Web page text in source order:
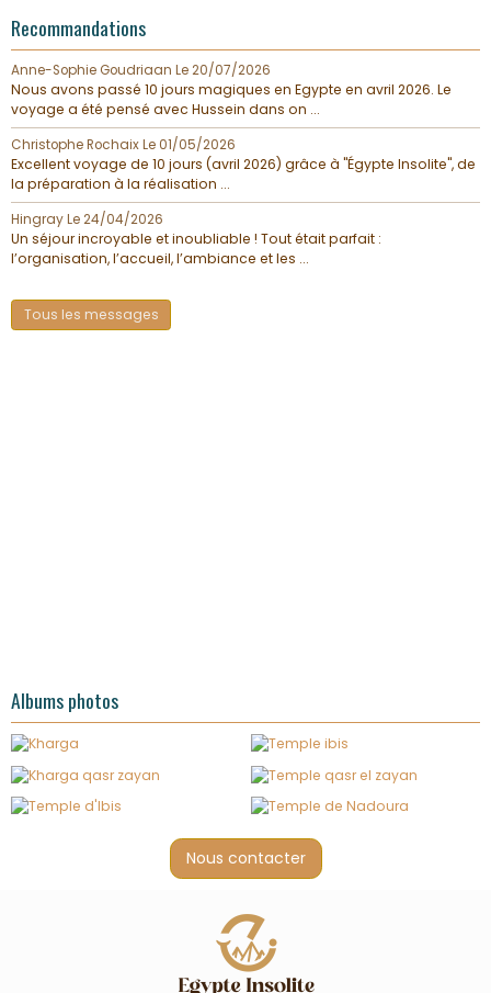
Recommandations
Anne-Sophie Goudriaan Le 20/07/2026
Nous avons passé 10 jours magiques en Egypte en avril 2026. Le
voyage a été pensé avec Hussein dans on ...
Christophe RochaixLe 01/05/2026
Excellent voyage de 10 jours (avril 2026) grâce à "Égypte Insolite", de
la préparation à la réalisation ...
HingrayLe 24/04/2026
Un séjour incroyable et inoubliable ! Tout était parfait :
l’organisation, l’accueil, l’ambiance et les ...
Tous les messages
Albums photos
Nous contacter